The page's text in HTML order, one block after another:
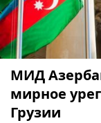
МИД
мирное
Грузии